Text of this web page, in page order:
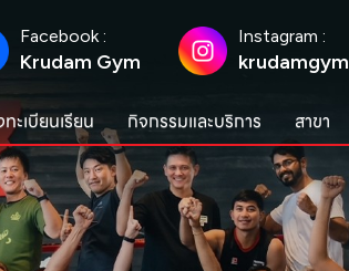
Facebook :
Krudam Gym
Instagram :
krudamgym_
ทะเบียนเรียน กิจกรรมและบริการ สาขา